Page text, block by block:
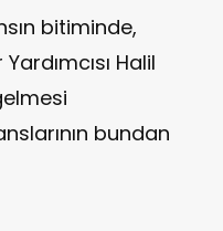
bitiminde,
Halil
bundan